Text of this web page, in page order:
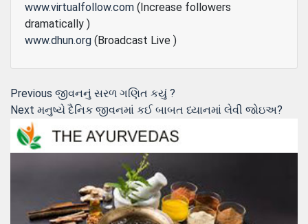
www.virtualfollow.com (Increase followers
dramatically )
www.dhun.org (Broadcast Live )
Post
navigation
Previous Previous
post:
જીવનનું સરળ ગણિત કયું ?
Next Next
મનુષ્યે દૈનિક જીવનમાં કઈ બાબત ધ્યાનમાં લેવી જોઇઅ?